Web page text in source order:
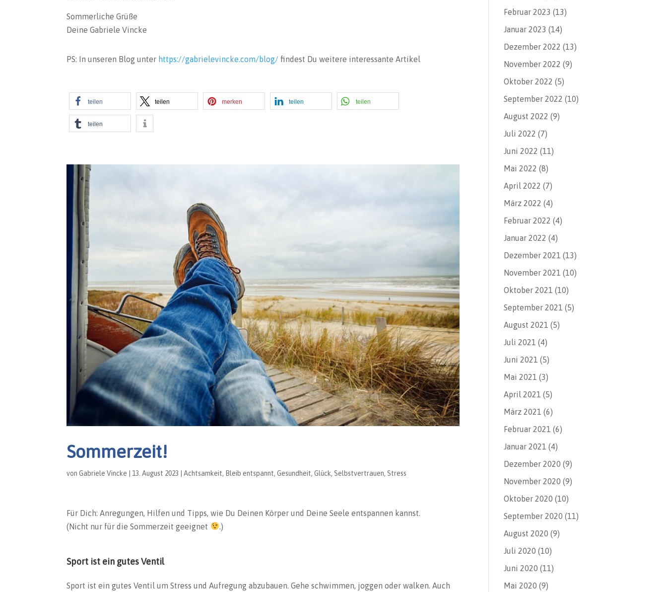
Sommerliche Grüße
Deine Gabriele Vincke
PS: In unseren Blog unter https://gabrielevincke.com/blog/ findest Du weitere interessante Artikel
teilen teilen merken teilen teilen
teilen
Sommerzeit!
vonGabriele Vincke 13. August 2023 |Achtsamkeit, Bleib entspannt,Gesundheit,Glück, Selbstvertrauen, Stress
Für Dich: Anregungen, Hilfen und Tipps, wie Du Deinen Körper und Deine Seele entspannen kannst.
(Nicht nur für die Sommerzeit geeignet
.)
Sport ist ein gutes Ventil
Sport ist ein gutes Ventil um Stress und Aufregung abzubauen. Gehe schwimmen, joggen oder walken. Auch
Februar 2023 (13)
Januar 2023 (14)
Dezember 2022 (13)
November 2022 (9)
Oktober 2022 (5)
September 2022 (10)
August 2022 (9)
Juli 2022 (7)
Juni 2022 (11)
Mai 2022 (8)
April 2022 (7)
März 2022 (4)
Februar 2022 (4)
Januar 2022 (4)
Dezember 2021 (13)
November 2021 (10)
Oktober 2021 (10)
September 2021 (5)
August 2021 (5)
Juli 2021 (4)
Juni 2021 (5)
Mai 2021 (3)
April 2021 (5)
März 2021 (6)
Februar 2021 (6)
Januar 2021 (4)
Dezember 2020 (9)
November 2020 (9)
Oktober 2020 (10)
September 2020 (11)
August 2020 (9)
Juli 2020 (10)
Juni 2020 (11)
Mai 2020 (9)